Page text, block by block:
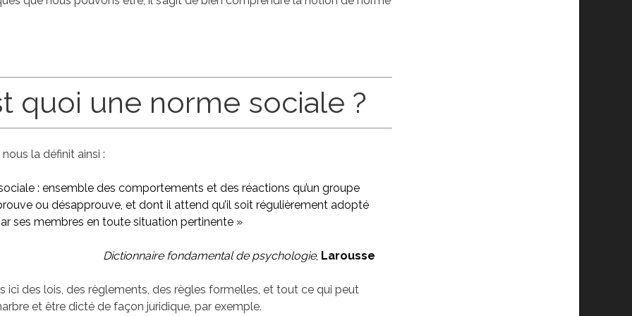
quoi une norme sociale ?
la définit ainsi :
: ensemble des comportements et des réactions qu’un groupe
ou désapprouve, et dont il attend qu’il soit régulièrement adopté
ses membres en toute situation pertinente »
Dictionnaire fondamental de psychologie, Larousse
ici des lois, des règlements, des règles formelles, et tout ce qui peut
et être dicté de façon juridique, par exemple.